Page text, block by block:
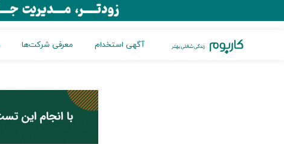
آگهی استخدام معرفی شرکت‌ها